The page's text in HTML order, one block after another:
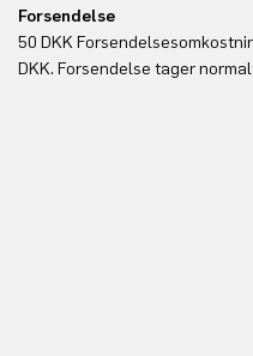
Forsendelse
50 DKK
DKK. Forsendelse tager